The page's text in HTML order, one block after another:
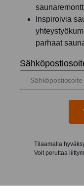
Inspiroivia
parhaat
Tilaamalla
Voit peruttaa